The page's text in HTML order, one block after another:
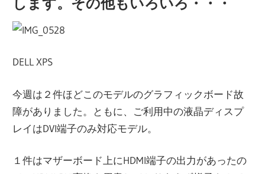
します。その他もいろいろ・・・
DELL XPS
今週は２件ほどこのモデルのグラフィックボード故
障がありました。ともに、ご利用中の液晶ディスプ
レイはDVI端子のみ対応モデル。
１件はマザーボード上にHDMI端子の出力があったの